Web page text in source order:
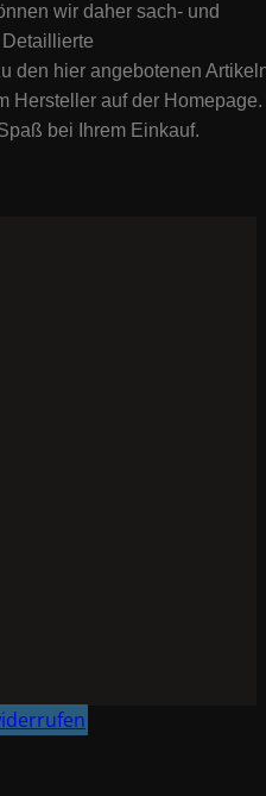
wir daher sach- und
den hier angebotenen
Hersteller auf der Homepage.
bei Ihrem Einkauf.